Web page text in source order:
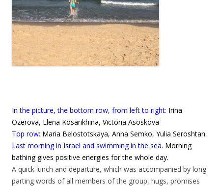
In the picture, the bottom row, from left to right: Irina
Ozerova, Elena Kosarikhina, Victoria Asoskova
Top row: Maria Belostotskaya, Anna Semko, Yulia Seroshtan
Last morning in Israel and swimming in the sea. Morning
bathing gives positive energies for the whole day.
A quick lunch and departure, which was accompanied by long
parting words of all members of the group, hugs, promises